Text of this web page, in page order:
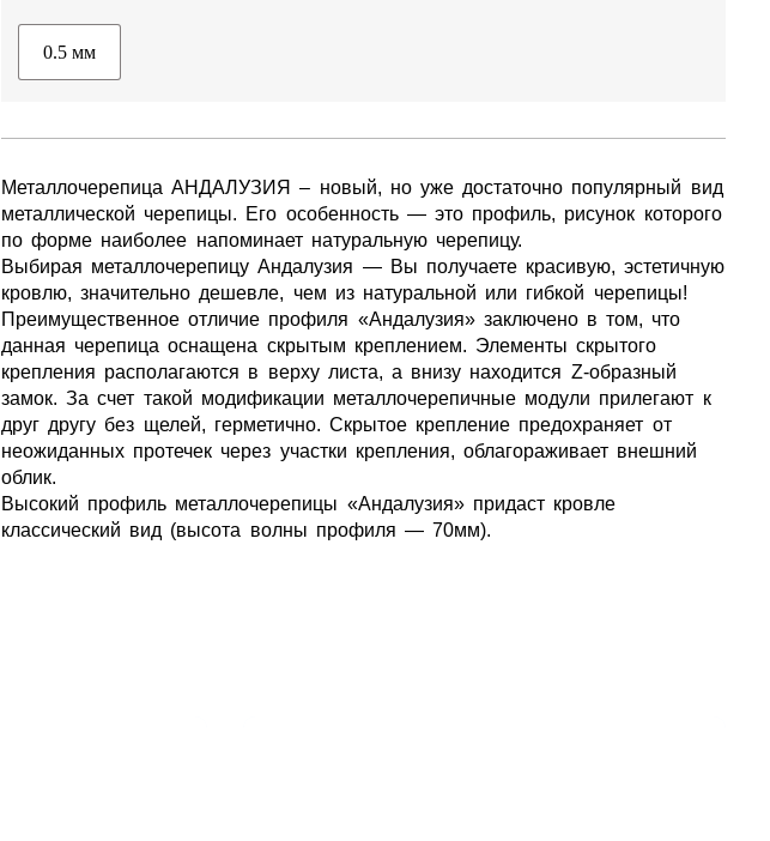
0.5 мм
Металлочерепица АНДАЛУЗИЯ – новый, но уже достаточно популярный вид
металлической черепицы. Его особенность — это профиль, рисунок которого
по форме наиболее напоминает натуральную черепицу.
Выбирая металлочерепицу Андалузия — Вы получаете красивую, эстетичную
кровлю, значительно дешевле, чем из натуральной или гибкой черепицы!
Преимущественное отличие профиля «Андалузия» заключено в том, что
данная черепица оснащена скрытым креплением. Элементы скрытого
крепления располагаются в верху листа, а внизу находится Z-образный
замок. За счет такой модификации металлочерепичные модули прилегают к
друг другу без щелей, герметично. Скрытое крепление предохраняет от
неожиданных протечек через участки крепления, облагораживает внешний
облик.
Высокий профиль металлочерепицы «Андалузия» придаст кровле
классический вид (высота волны профиля — 70мм).